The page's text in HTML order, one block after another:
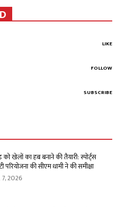
LIKE
FOLLOW
SUBSCRIBE
को खेलों का हब बनाने की तैयारी: स्पोर्ट्स
परियोजना की सीएम धामी ने की समीक्षा
2026